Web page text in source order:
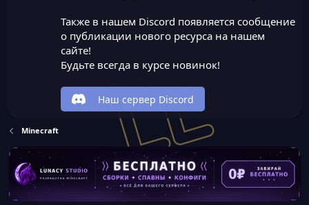
Также в нашем Discord появляется сообщение
о публикации нового ресурса на нашем
сайте!
Будьте всегда в курсе новинок!
Наш сервер Discord
Minecraft